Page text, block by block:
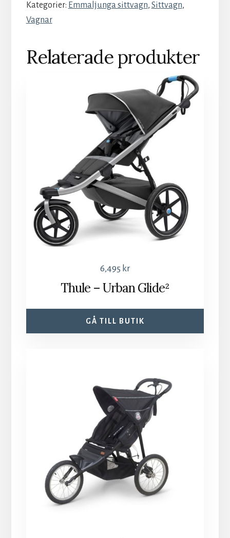
Kategorier: Emmaljunga sittvagn, Sittvagn,
Vagnar
Relaterade produkter
6,495 kr
Thule – Urban Glide²
GÅ TILL BUTIK